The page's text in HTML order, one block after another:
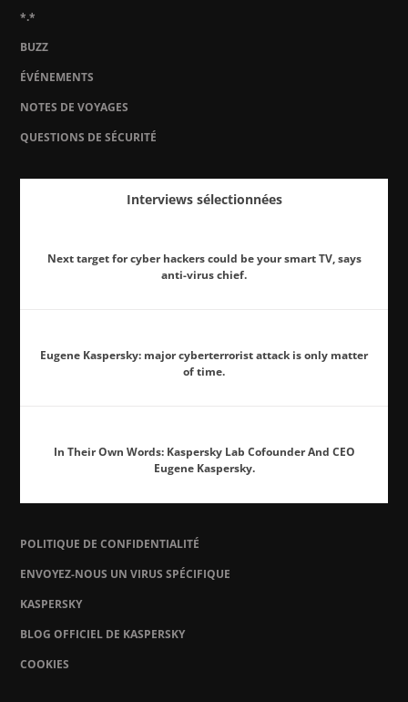
*.*
BUZZ
ÉVÉNEMENTS
NOTES DE VOYAGES
QUESTIONS DE SÉCURITÉ
Interviews sélectionnées
Next target for cyber hackers could be your smart TV, says
anti-virus chief.
Eugene Kaspersky: major cyberterrorist attack is only matter
of time.
In Their Own Words: Kaspersky Lab Cofounder And CEO
Eugene Kaspersky.
POLITIQUE DE CONFIDENTIALITÉ
ENVOYEZ-NOUS UN VIRUS SPÉCIFIQUE
KASPERSKY
BLOG OFFICIEL DE KASPERSKY
COOKIES